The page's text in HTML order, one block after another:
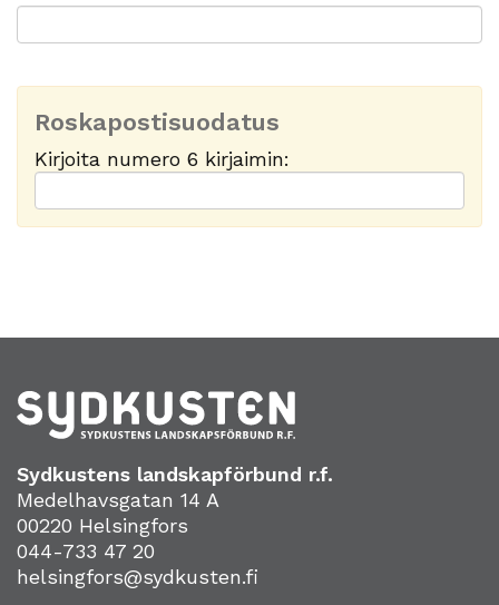
Roskapostisuodatus
Kirjoita numero 6 kirjaimin:
Sydkustens landskapförbund r.f.
Medelhavsgatan 14 A
00220 Helsingfors
044-733 47 20
helsingfors@sydkusten.fi